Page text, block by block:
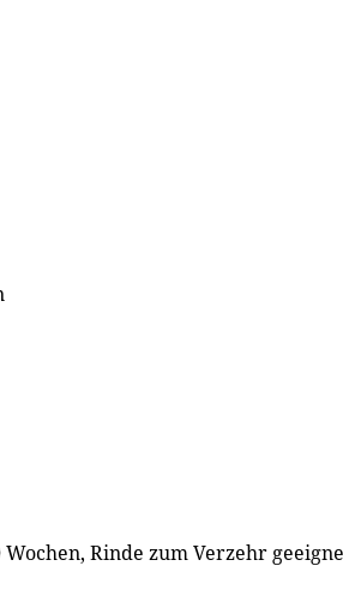
Rinde zum Verzehr